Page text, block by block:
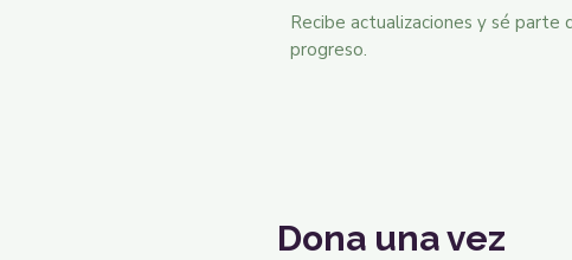
Recibe actualizaciones y sé parte
progreso.
Dona una vez